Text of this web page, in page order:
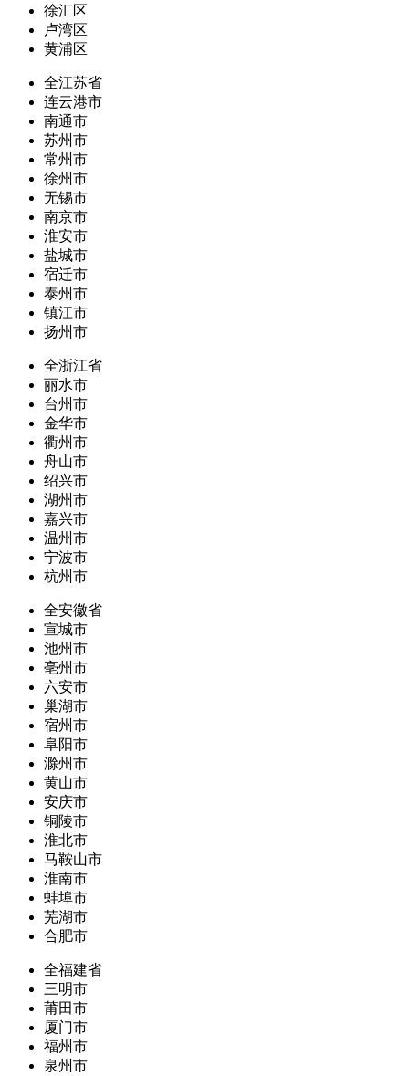
徐汇区
卢湾区
黄浦区
全江苏省
连云港市
南通市
苏州市
常州市
徐州市
无锡市
南京市
淮安市
盐城市
宿迁市
泰州市
镇江市
扬州市
全浙江省
丽水市
台州市
金华市
衢州市
舟山市
绍兴市
湖州市
嘉兴市
温州市
宁波市
杭州市
全安徽省
宣城市
池州市
亳州市
六安市
巢湖市
宿州市
阜阳市
滁州市
黄山市
安庆市
铜陵市
淮北市
马鞍山市
淮南市
蚌埠市
芜湖市
合肥市
全福建省
三明市
莆田市
厦门市
福州市
泉州市